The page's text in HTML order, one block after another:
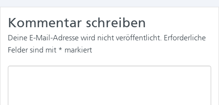
Kommentar schreiben
Deine E-Mail-Adresse wird nicht veröffentlicht. Erforderliche
Felder sind mit * markiert